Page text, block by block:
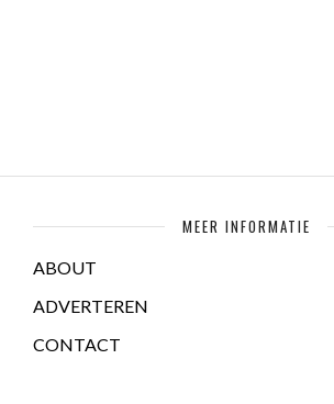
MEER INFORMATIE
ABOUT
ADVERTEREN
CONTACT